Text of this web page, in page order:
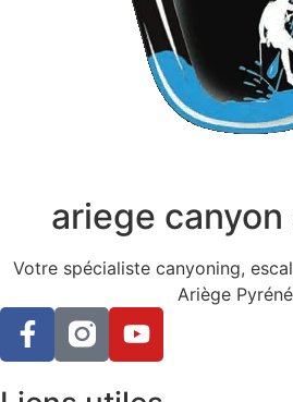
ariege
Votre spécialiste canyoning,
Ariège